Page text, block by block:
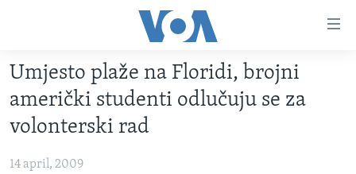
glavni
sadržaj
Pređi
na
glavnu
TV PROGRAM
VIDEO
VIJESTI
Umjesto plaže na Floridi, brojni
američki studenti odlučuju se za
volonterski rad
14 april, 2009